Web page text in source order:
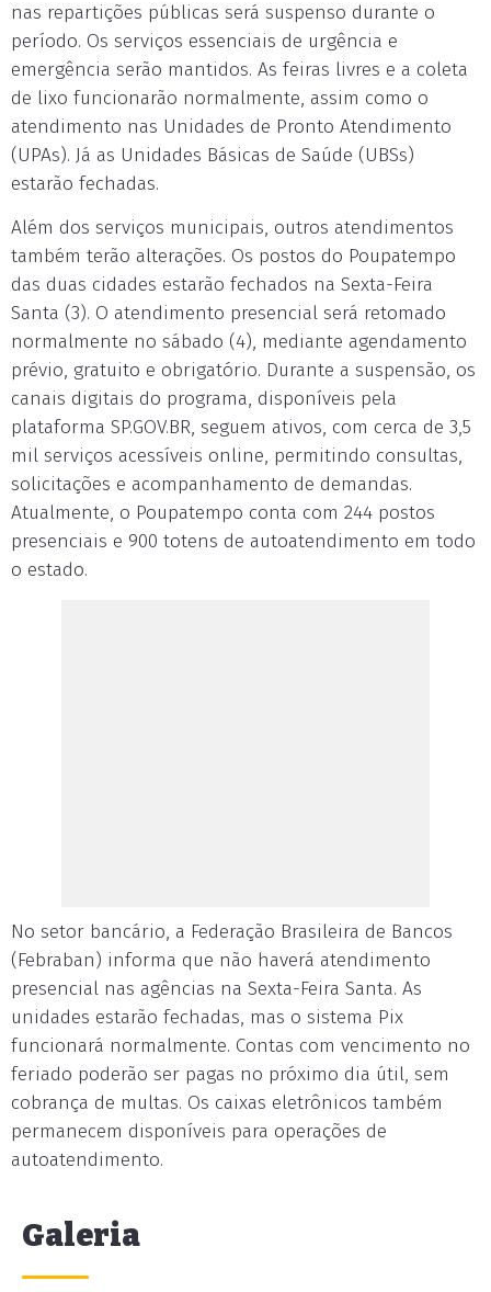
nas repartições públicas será suspenso durante o
período. Os serviços essenciais de urgência e
emergência serão mantidos. As feiras livres e a coleta
de lixo funcionarão normalmente, assim como o
atendimento nas Unidades de Pronto Atendimento
(UPAs). Já as Unidades Básicas de Saúde (UBSs)
estarão fechadas.
Além dos serviços municipais, outros atendimentos
também terão alterações. Os postos do Poupatempo
das duas cidades estarão fechados na Sexta-Feira
Santa (3). O atendimento presencial será retomado
normalmente no sábado (4), mediante agendamento
prévio, gratuito e obrigatório. Durante a suspensão, os
canais digitais do programa, disponíveis pela
plataforma SP.GOV.BR, seguem ativos, com cerca de 3,5
mil serviços acessíveis online, permitindo consultas,
solicitações e acompanhamento de demandas.
Atualmente, o Poupatempo conta com 244 postos
presenciais e 900 totens de autoatendimento em todo
o estado.
No setor bancário, a Federação Brasileira de Bancos
(Febraban) informa que não haverá atendimento
presencial nas agências na Sexta-Feira Santa. As
unidades estarão fechadas, mas o sistema Pix
funcionará normalmente. Contas com vencimento no
feriado poderão ser pagas no próximo dia útil, sem
cobrança de multas. Os caixas eletrônicos também
permanecem disponíveis para operações de
autoatendimento.
Galeria